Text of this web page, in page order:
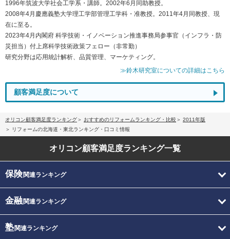
1996年筑波大学社会工学系・講師。2002年6月同助教授。
2008年4月慶應義塾大学理工学部管理工学科・准教授。2011年4月同教授、現
在に至る。
2023年4月内閣府 科学技術・イノベーション推進事務局参事官（インフラ・防
災担当）付上席科学技術政策フェロー（非常勤）
研究分野は応用統計解析、品質管理、マーケティング。
≫鈴木研究室についての詳細はこちら
顧客満足度について
オリコン顧客満足度ランキング おすすめのリフォームランキング・比較
2011年版
リフォームの北海道・東北ランキング・口コミ情報
オリコン顧客満足度ランキング一覧
保険関連ランキング
金融関連ランキング
塾関連ランキング